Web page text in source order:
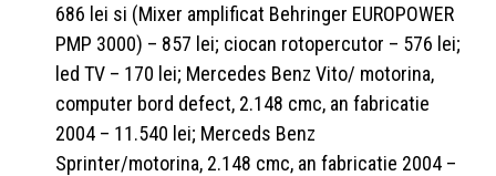
686 lei si (Mixer amplificat Behringer EUROPOWER
PMP 3000) – 857 lei; ciocan rotopercutor – 576 lei;
led TV – 170 lei; Mercedes Benz Vito/ motorina,
computer bord defect, 2.148 cmc, an fabricatie
2004 – 11.540 lei; Merceds Benz
Sprinter/motorina, 2.148 cmc, an fabricatie 2004 –